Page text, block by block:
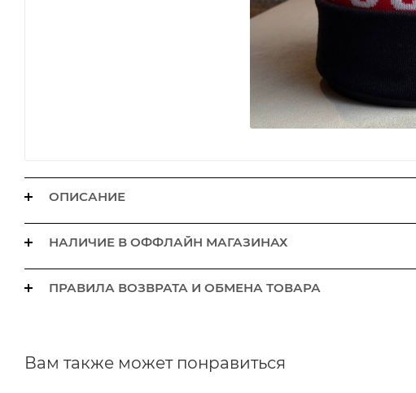
ОПИСАНИЕ
НАЛИЧИЕ В ОФФЛАЙН МАГАЗИНАХ
ПРАВИЛА ВОЗВРАТА И ОБМЕНА ТОВАРА
Вам также может понравиться